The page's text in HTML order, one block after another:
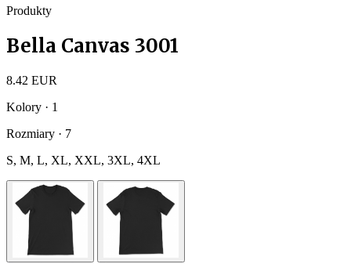
Produkty
Bella Canvas 3001
8.42 EUR
Kolory · 1
Rozmiary · 7
S, M, L, XL, XXL, 3XL, 4XL